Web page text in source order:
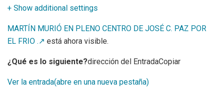
+ Show additional settings
MARTÍN MURIÓ EN PLENO CENTRO DE JOSÉ C. PAZ POR
EL FRIO .↗ está ahora visible.
¿Qué es lo siguiente?dirección del EntradaCopiar
Ver la entrada(abre en una nueva pestaña)